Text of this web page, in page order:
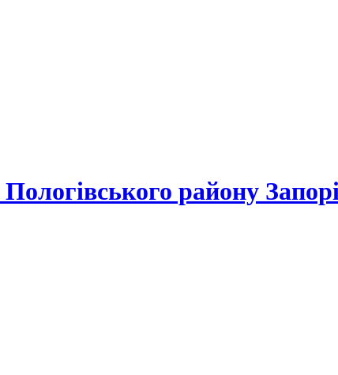
Пологівського району